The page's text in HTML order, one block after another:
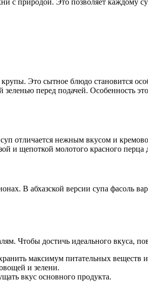
с природой. Это позволяет каждому
Это сытное блюдо становится
перед подачей. Особенность
отличается нежным вкусом и
и щепоткой молотого красного перца
В абхазской версии супа фасоль
Чтобы достичь идеального вкуса,
максимум питательных веществ
и зелени.
вкус основного продукта.